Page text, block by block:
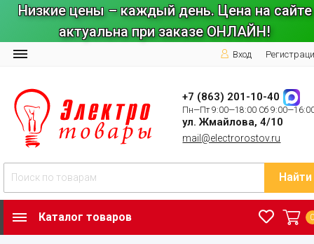
Низкие цены – каждый день. Цена на сайте
актуальна при заказе ОНЛАЙН!
Вход
+7 (863) 201-10-40
Пн—Пт 9:00—18:00 Сб
ул. Жмайлова, 4/10
mail@electrorostov.ru
Найти
Каталог товаров